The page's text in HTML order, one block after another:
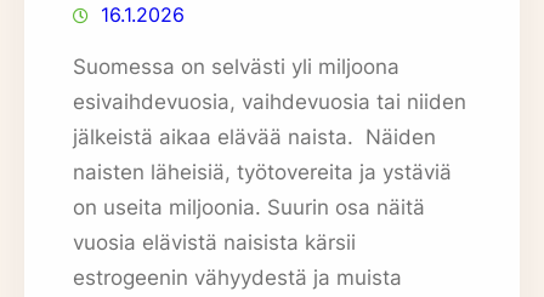
16.1.2026
Suomessa on selvästi yli miljoona
esivaihdevuosia, vaihdevuosia tai niiden
jälkeistä aikaa elävää naista. Näiden
naisten läheisiä, työtovereita ja ystäviä
on useita miljoonia. Suurin osa näitä
vuosia elävistä naisista kärsii
estrogeenin vähyydestä ja muista